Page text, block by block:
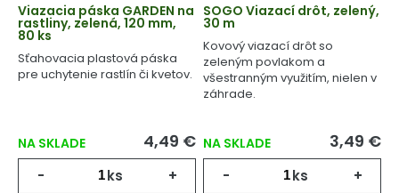
Viazacia páska GARDEN na
rastliny, zelená, 120 mm,
80 ks
Sťahovacia plastová páska
pre uchytenie rastlín či kvetov.
NA SKLADE 4,49 €
- ks +
SOGO Viazací drôt, zelený,
30 m
Kovový viazací drôt so
zeleným povlakom a
všestranným využitím, nielen v
záhrade.
NA SKLADE 3,49 €
- ks +